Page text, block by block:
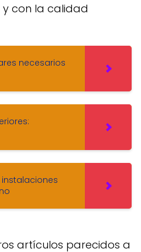
con la calidad
necesarios
artículos parecidos a